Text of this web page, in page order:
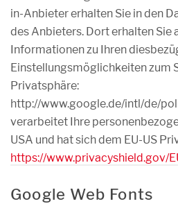
in-Anbieter erhalten Sie in den
des Anbieters. Dort erhalten Sie
Informationen zu Ihren
Einstellungsmöglichkeiten zum
Privatsphäre:
http://www.google.de/intl/de/
verarbeitet Ihre
USA und hat sich dem EU-US
https://www.privacyshield.gov/
Google Web Fonts